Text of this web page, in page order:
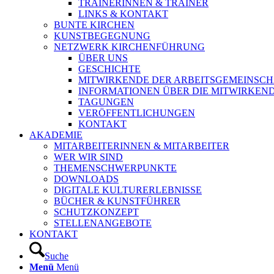
TRAINERINNEN & TRAINER
LINKS & KONTAKT
BUNTE KIRCHEN
KUNSTBEGEGNUNG
NETZWERK KIRCHENFÜHRUNG
ÜBER UNS
GESCHICHTE
MITWIRKENDE DER
INFORMATIONEN ÜBER DIE
TAGUNGEN
VERÖFFENTLICHUNGEN
KONTAKT
AKADEMIE
MITARBEITERINNEN & MITARBEITER
WER WIR SIND
THEMENSCHWERPUNKTE
DOWNLOADS
DIGITALE KULTURERLEBNISSE
BÜCHER & KUNSTFÜHRER
SCHUTZKONZEPT
STELLENANGEBOTE
KONTAKT
Suche
Menü Menü